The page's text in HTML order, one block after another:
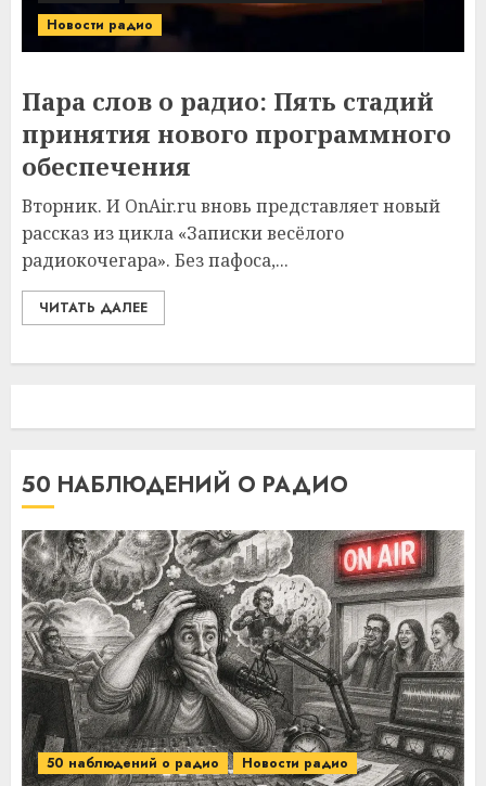
Новости радио
Пара слов о радио: Пять стадий
принятия нового программного
обеспечения
Вторник. И OnAir.ru вновь представляет новый
рассказ из цикла «Записки весёлого
радиокочегара». Без пафоса,...
ЧИТАТЬ ДАЛЕЕ
50 НАБЛЮДЕНИЙ О РАДИО
50 наблюдений о радио Новости радио